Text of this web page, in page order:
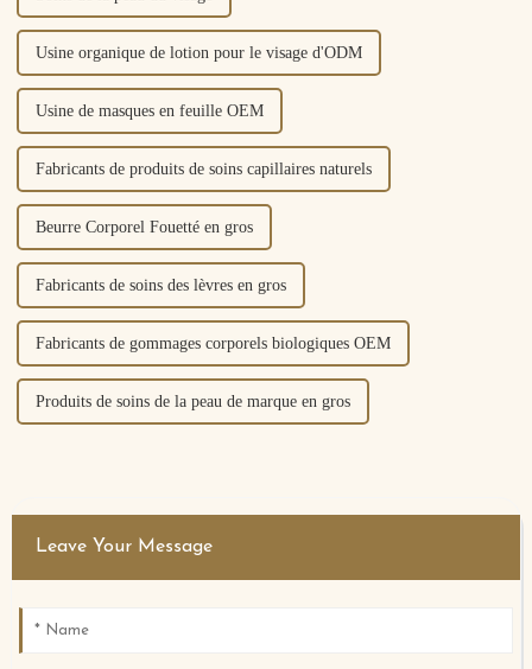
Usine organique de lotion pour le visage d'ODM
Usine de masques en feuille OEM
Fabricants de produits de soins capillaires naturels
Beurre Corporel Fouetté en gros
Fabricants de soins des lèvres en gros
Fabricants de gommages corporels biologiques OEM
Produits de soins de la peau de marque en gros
Leave Your Message